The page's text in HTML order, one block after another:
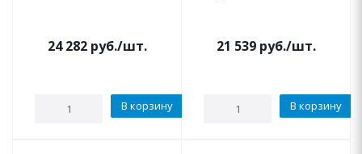
24 282 руб./шт.
В корзину
21 539 руб./шт.
В корзину